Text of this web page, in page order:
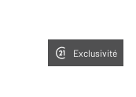
Exclusivité